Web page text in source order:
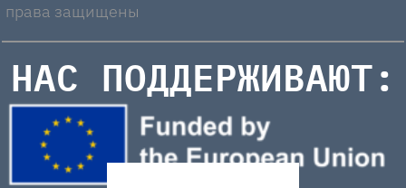
права защищены
НАС ПОДДЕРЖИВАЮТ: